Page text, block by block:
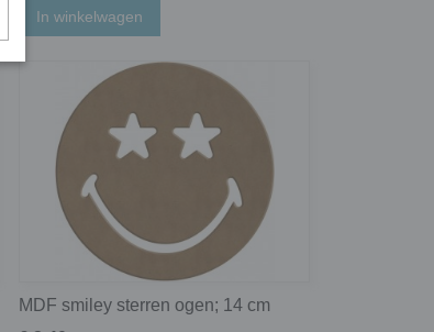
In winkelwagen
MDF smiley sterren ogen; 14 cm